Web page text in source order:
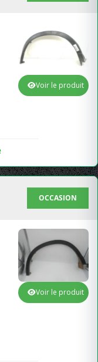
Voir le produit
OCCASION
Voir le produit